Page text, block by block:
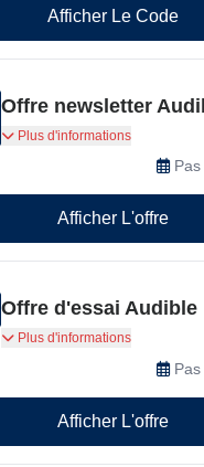
Afficher Le Code
Offre newsletter
Abonnez-vous et recevez
et des codes de réduction
Plus d'informations
Afficher L'offre
Offre d'essai Audible
Inscrivez-vous et profitez de
Plus d'informations
Afficher L'offre